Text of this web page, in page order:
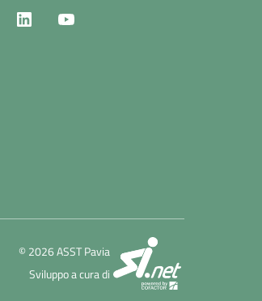
Instagram LinkedIn
© 2026 ASST Pavia
Sviluppo a cura di